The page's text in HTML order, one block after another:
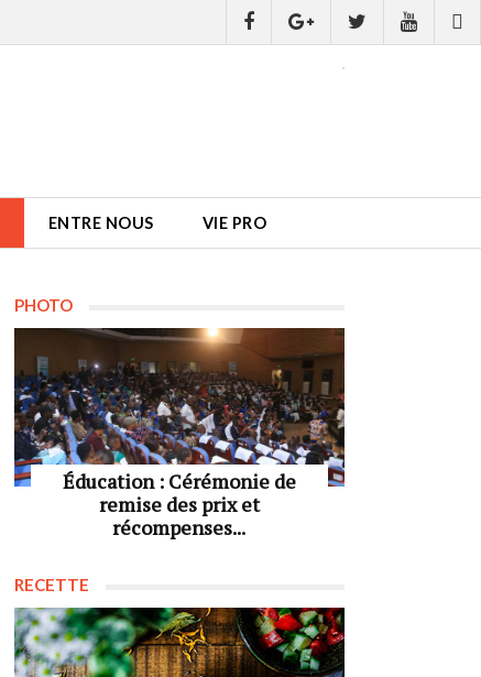
ENTRE NOUS VIE PRO
PHOTO
Éducation : Cérémonie de
remise des prix et
récompenses...
RECETTE